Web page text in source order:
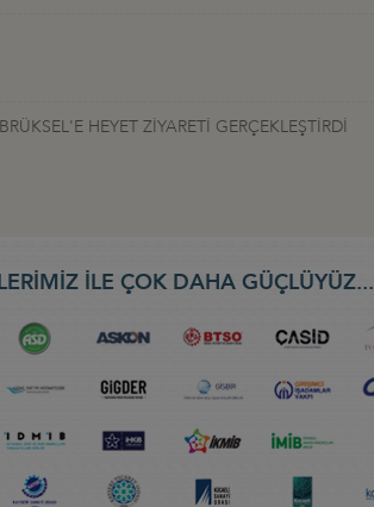
HEYET ZİYARETİ GERÇEKLEŞTİRDİ
İLE ÇOK DAHA GÜÇLÜYÜZ...